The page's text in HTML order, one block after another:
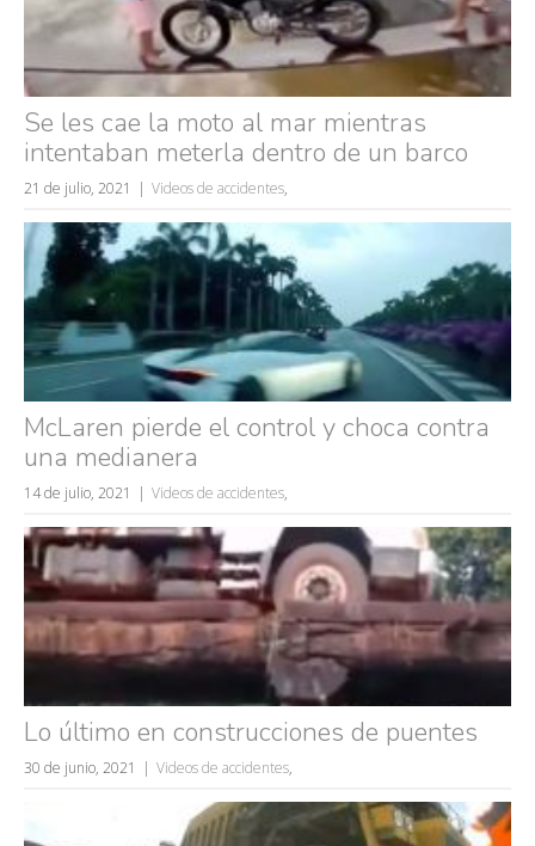
Se les cae la moto al mar mientras
intentaban meterla dentro de un barco
21 de julio, 2021 Videos de accidentes,
McLaren pierde el control y choca contra
una medianera
14 de julio, 2021 Videos de accidentes,
Lo último en construcciones de puentes
30 de junio, 2021 Videos de accidentes,